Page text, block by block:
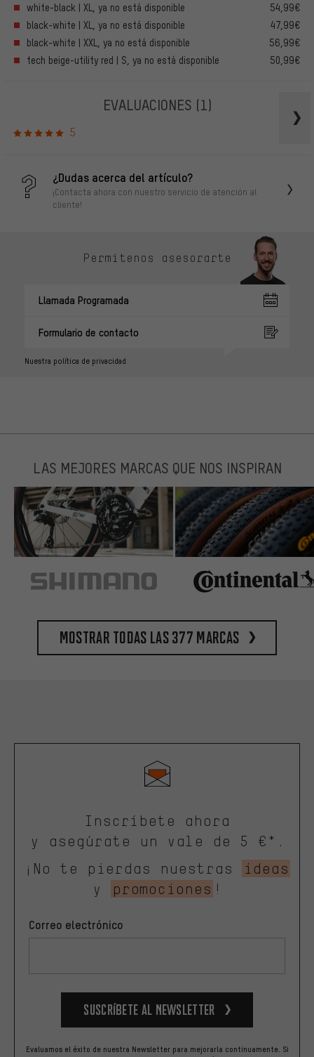
white-black | XL, ya no está disponible
54,99€
black-white | XL, ya no está disponible
47,99€
black-white | XXL, ya no está disponible
56,99€
tech beige-utility red | S, ya no está disponible
50,99€
EVALUACIONES (1)
5
¿Dudas acerca del artículo?
¡Contacta ahora con nuestro servicio de atención al
cliente!
Permítenos asesorarte
Llamada Programada
Formulario de contacto
Nuestra política de privacidad
LAS MEJORES MARCAS QUE NOS INSPIRAN
Mostrar todas las 377 marcas
Inscríbete ahora
y asegúrate un vale de 5 €*.
¡No te pierdas nuestras
ideas
y
promociones !
Correo electrónico
Suscríbete al newsletter
Evaluamos el éxito de nuestra Newsletter para mejorarla continuamente. Si